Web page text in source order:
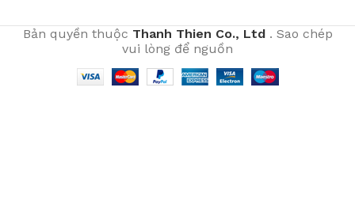
Bản quyền thuộc Thanh Thien Co., Ltd. Sao chép
vui lòng để nguồn